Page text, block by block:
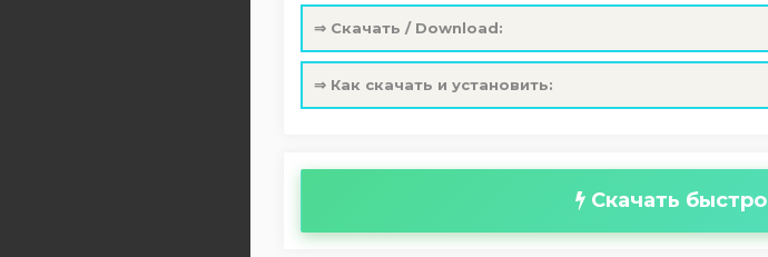
⇒ Скачать / Download:
⇒ Как скачать и установить:
Скачать быстро